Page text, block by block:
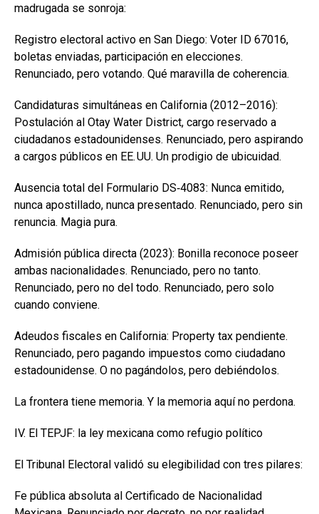
madrugada se sonroja:
Registro electoral activo en San Diego: Voter ID 67016,
boletas enviadas, participación en elecciones.
Renunciado, pero votando. Qué maravilla de coherencia.
Candidaturas simultáneas en California (2012–2016):
Postulación al Otay Water District, cargo reservado a
ciudadanos estadounidenses. Renunciado, pero aspirando
a cargos públicos en EE. UU. Un prodigio de ubicuidad.
Ausencia total del Formulario DS‑4083: Nunca emitido,
nunca apostillado, nunca presentado. Renunciado, pero sin
renuncia. Magia pura.
Admisión pública directa (2023): Bonilla reconoce poseer
ambas nacionalidades. Renunciado, pero no tanto.
Renunciado, pero no del todo. Renunciado, pero solo
cuando conviene.
Adeudos fiscales en California: Property tax pendiente.
Renunciado, pero pagando impuestos como ciudadano
estadounidense. O no pagándolos, pero debiéndolos.
La frontera tiene memoria. Y la memoria aquí no perdona.
IV. El TEPJF: la ley mexicana como refugio político
El Tribunal Electoral validó su elegibilidad con tres pilares:
Fe pública absoluta al Certificado de Nacionalidad